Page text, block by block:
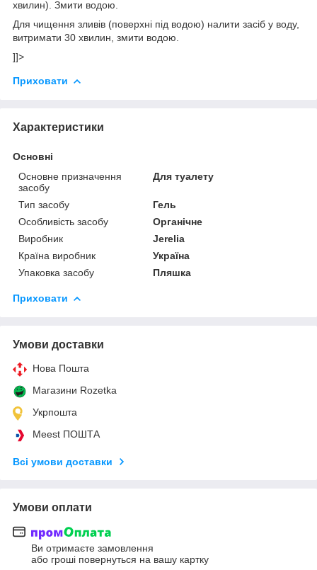
хвилин). Змити водою.
Для чищення зливів (поверхні під водою) налити засіб у воду,
витримати 30 хвилин, змити водою.
]]>
Приховати
Характеристики
Основні
Основне призначення
засобу
Для туалету
Тип засобу
Гель
Особливість засобу
Органічне
Виробник
Jerelia
Країна виробник
Україна
Упаковка засобу
Пляшка
Приховати
Умови доставки
Нова Пошта
Магазини Rozetka
Укрпошта
Meest ПОШТА
Всі умови доставки
Умови оплати
Ви отримаєте замовлення
або гроші повернуться на вашу картку